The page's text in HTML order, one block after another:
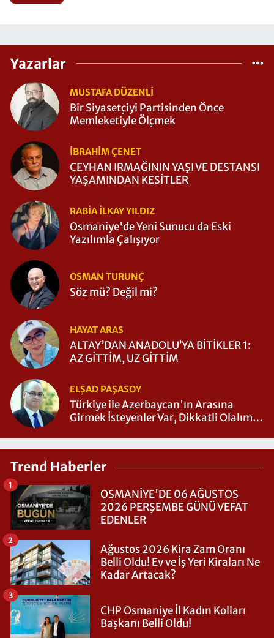
Yazarlar
MUSTAFA DÜZENLI
Bir Siyasetçiyi Partisinden Önce
Memleketiyle Ölçmek
İBRAHIM ÇENET
CEYHAN IRMAĞININ YAŞI VE DESTANSI
YAŞAMINDAN KESİTLER
RABIA İLKAY YILDIZ
Osmaniye'de Yeni Sunucu da Eski
Yazılımla Çalışıyor
OSMAN TURUNÇ
Söz mü? Değil mi?
HAYAT ARAS
ALTAY’DAN ANADOLU’YA BİTİKLER 1:
AZ GİTTİM, UZ GİTTİM
ELŞAD PAŞASOY
Türkiye ile Azerbaycan'ın Arasına
Girmek İsteyenler Var, Dikkatli Olalım -
Trend Haberler
OSMANİYE'DE 06 AĞUSTOS
2026 PERŞEMBE GÜNÜ VEFAT
EDENLER
1
Ağustos 2026 Kira Zam Oranı
Belli Oldu! Ev ve İş Yeri Kiraları Ne
Kadar Artacak?
2
CHP Osmaniye İl Kadın Kolları
Başkanı Belli Oldu!
3